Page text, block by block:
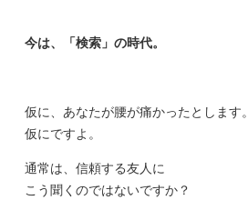
今は、「検索」の時代。
仮に、あなたが腰が痛かったとします。
仮にですよ。
通常は、信頼する友人に
こう聞くのではないですか？